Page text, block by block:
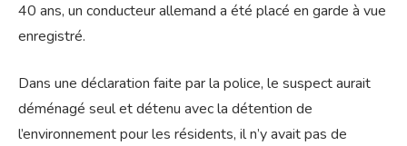
40 ans, un conducteur allemand a été placé en garde à vue
enregistré.
Dans une déclaration faite par la police, le suspect aurait
déménagé seul et détenu avec la détention de
l’environnement pour les résidents, il n’y avait pas de